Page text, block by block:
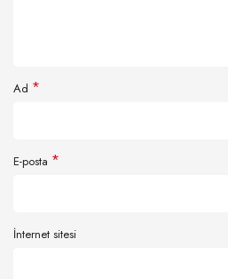
Ad *
E-posta *
İnternet sitesi